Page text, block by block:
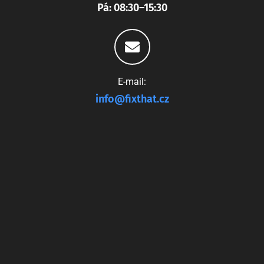
Pá: 08:30–15:30
E-mail:
info@fixthat.cz